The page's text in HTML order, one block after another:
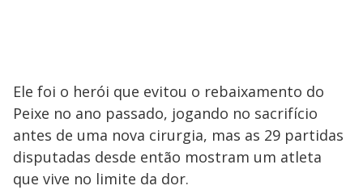
Ele foi o herói que evitou o rebaixamento do
Peixe no ano passado, jogando no sacrifício
antes de uma nova cirurgia, mas as 29 partidas
disputadas desde então mostram um atleta
que vive no limite da dor.